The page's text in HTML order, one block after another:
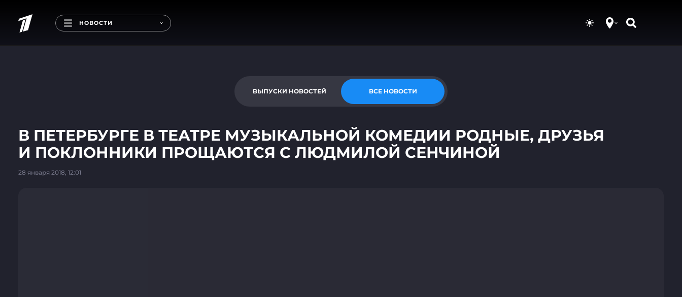
НОВОСТИ
ВЫПУСКИ НОВОСТЕЙ ВСЕ НОВОСТИ
В ПЕТЕРБУРГЕ В ТЕАТРЕ МУЗЫКАЛЬНОЙ КОМЕДИИ РОДНЫЕ, ДРУЗЬЯ
И ПОКЛОННИКИ ПРОЩАЮТСЯ С ЛЮДМИЛОЙ СЕНЧИНОЙ
28 января 2018, 12:01